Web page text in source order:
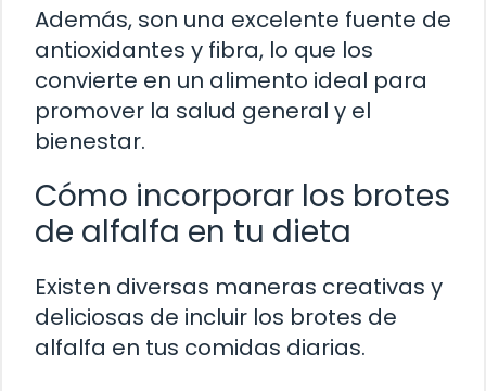
Además, son una excelente fuente de
antioxidantes y fibra, lo que los
convierte en un alimento ideal para
promover la salud general y el
bienestar.
Cómo incorporar los brotes
de alfalfa en tu dieta
Existen diversas maneras creativas y
deliciosas de incluir los brotes de
alfalfa en tus comidas diarias.